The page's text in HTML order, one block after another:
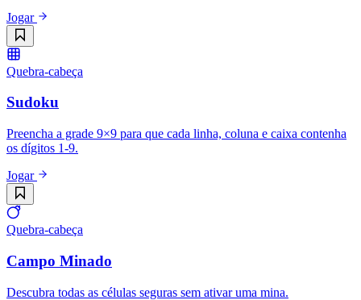
Jogar
Quebra-cabeça
Sudoku
Preencha a grade 9×9 para que cada linha, coluna e caixa contenha
os dígitos 1-9.
Jogar
Quebra-cabeça
Campo Minado
Descubra todas as células seguras sem ativar uma mina.